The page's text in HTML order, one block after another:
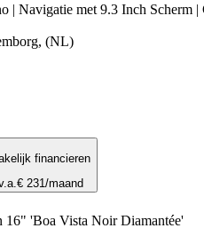
| Navigatie met 9.3 Inch Scherm
(NL)
financieren
€ 231/maand
16" 'Boa Vista Noir Diamantée'